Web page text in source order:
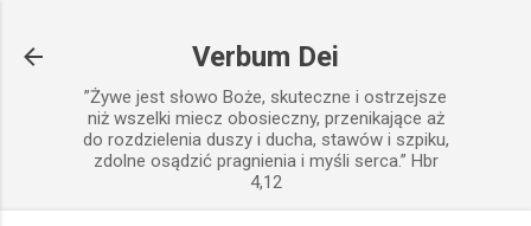
Verbum Dei
”Żywe jest słowo Boże, skuteczne i ostrzejsze
niż wszelki miecz obosieczny, przenikające aż
do rozdzielenia duszy i ducha, stawów i szpiku,
zdolne osądzić pragnienia i myśli serca.” Hbr
4,12